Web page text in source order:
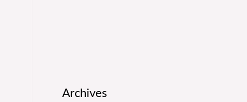
Archives